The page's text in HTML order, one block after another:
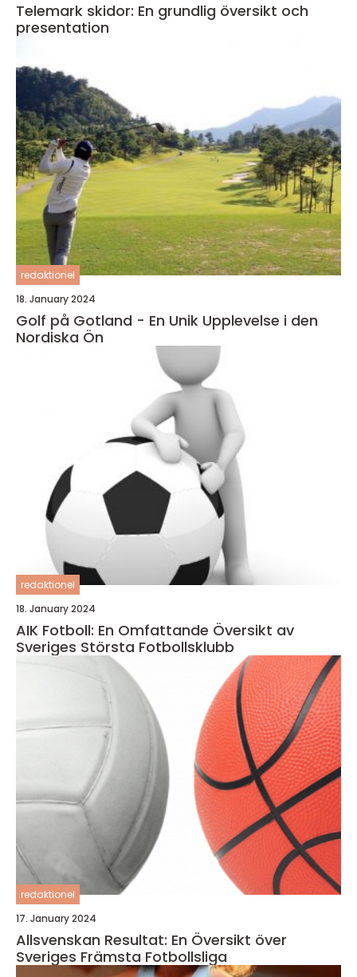
Telemark skidor: En grundlig översikt och
presentation
redaktionel
18. January 2024
Golf på Gotland - En Unik Upplevelse i den
Nordiska Ön
redaktionel
18. January 2024
AIK Fotboll: En Omfattande Översikt av
Sveriges Största Fotbollsklubb
redaktionel
17. January 2024
Allsvenskan Resultat: En Översikt över
Sveriges Främsta Fotbollsliga